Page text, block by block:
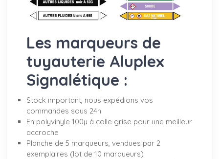
Les marqueurs de
tuyauterie Aluplex
Signalétique :
Stock important, nous expédions vos
commandes sous 24h
En polyvinyle 100µ à colle grise pour une meilleur
accroche
Planche de 5 marqueurs, vendues par 2
exemplaires (lot de 10 marqueurs)